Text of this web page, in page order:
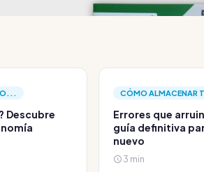
Descubre
CÓMO ALMACENAR
Errores que
guía definitiva
nuevo
3 min